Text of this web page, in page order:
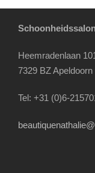
Heemradenlaan
7329 BZ Apeldoorn
Tel: +31 (0)6-